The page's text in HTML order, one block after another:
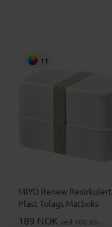
11
MIYO Renew Resirkulert
Plast Tolags Matboks
189 NOK ved 100 stk.